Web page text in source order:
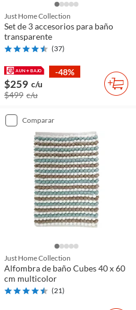
Just Home Collection
Set de 3 accesorios para baño
transparente
(37)
-48%
$259 c/u
$499 c/u
comparar
Just Home Collection
Alfombra de baño Cubes 40 x 60
cm multicolor
(21)